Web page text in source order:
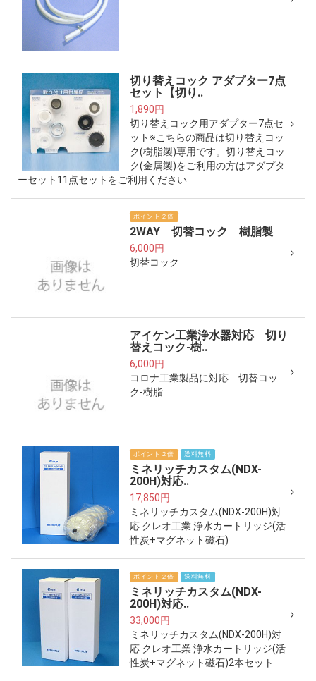
切り替えコック アダプター7点
セット【切り..
1,890円
切り替えコック用アダプター7点セ
ット※こちらの商品は切り替えコッ
ク(樹脂製)専用です。切り替えコッ
ク(金属製)をご利用の方はアダプタ
ーセット11点セットをご利用ください
ポイント２倍
2WAY 切替コック 樹脂製
6,000円
切替コック
アイケン工業浄水器対応 切り
替えコック-樹..
6,000円
コロナ工業製品に対応 切替コッ
ク-樹脂
ポイント２倍 送料無料
ミネリッチカスタム(NDX-
200H)対応..
17,850円
ミネリッチカスタム(NDX-200H)対
応 クレオ工業 浄水カートリッジ(活
性炭+マグネット磁石)
ポイント２倍 送料無料
ミネリッチカスタム(NDX-
200H)対応..
33,000円
ミネリッチカスタム(NDX-200H)対
応 クレオ工業 浄水カートリッジ(活
性炭+マグネット磁石)2本セット